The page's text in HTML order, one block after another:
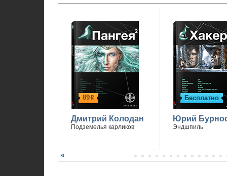
89р
Дмитрий Колодан
Подземелья карликов
Бесплатно
Юрий
Эндшпиль